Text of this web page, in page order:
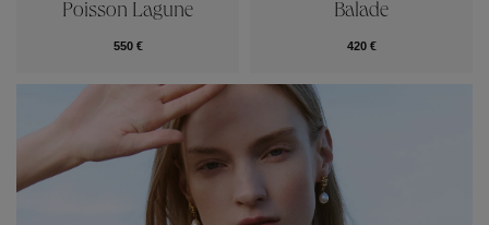
Poisson Lagune
550 €
Balade
420 €